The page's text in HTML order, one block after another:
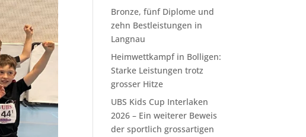
Bronze, fünf Diplome und
zehn Bestleistungen in
Langnau
Heimwettkampf in Bolligen:
Starke Leistungen trotz
grosser Hitze
UBS Kids Cup Interlaken
2026 – Ein weiterer Beweis
der sportlich grossartigen